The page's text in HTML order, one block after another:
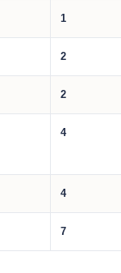
1
2
2
4
4
7